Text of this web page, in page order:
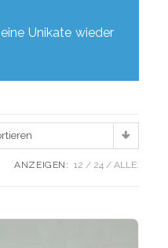
Unikate wieder
ANZEIGEN: 12 24 ALLE: